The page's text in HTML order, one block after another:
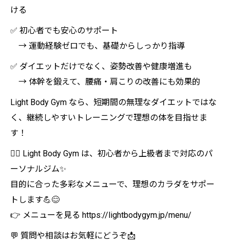
ける
✅ 初心者でも安心のサポート
→ 運動経験ゼロでも、基礎からしっかり指導
✅ ダイエットだけでなく、姿勢改善や健康増進も
→ 体幹を鍛えて、腰痛・肩こりの改善にも効果的
Light Body Gym なら、短期間の無理なダイエットではな
く、継続しやすいトレーニングで理想の体を目指せま
す！
🏋️‍♀️ Light Body Gym は、初心者から上級者まで対応のパ
ーソナルジム✨
目的に合った多彩なメニューで、理想のカラダをサポー
トします💪😊
👉 メニューを見る https://lightbodygym.jp/menu/
💬 質問や相談はお気軽にどうぞ📩